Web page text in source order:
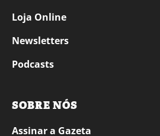
Loja Online
Newsletters
Podcasts
SOBRE NÓS
Assinar a Gazeta